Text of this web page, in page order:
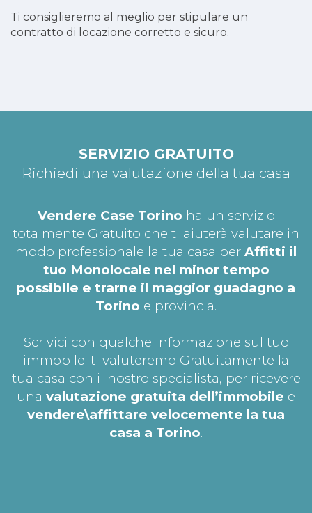
Ti consiglieremo al meglio per stipulare un
contratto di locazione corretto e sicuro.
SERVIZIO GRATUITO
Richiedi una valutazione della tua casa
Vendere Case Torino ha un servizio
totalmente Gratuito che ti aiuterà valutare in
modo professionale la tua casa per Affitti il
tuo Monolocale nel minor tempo
possibile e trarne il maggior guadagno a
Torino e provincia.
Scrivici con qualche informazione sul tuo
immobile: ti valuteremo Gratuitamente la
tua casa con il nostro specialista, per ricevere
una valutazione gratuita dell’immobile e
vendere\affittare velocemente la tua
casa a Torino.